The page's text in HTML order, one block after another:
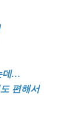
데…
편해서